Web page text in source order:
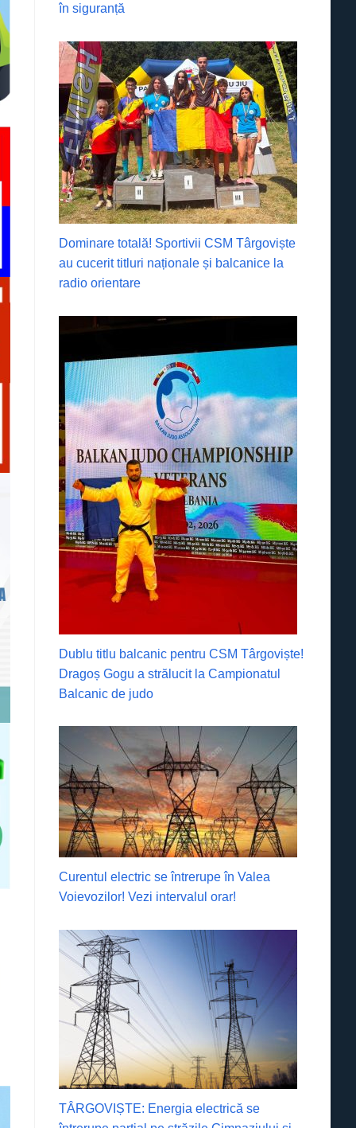
în siguranță
Dominare totală! Sportivii CSM Târgoviște
au cucerit titluri naționale și balcanice la
radio orientare
Dublu titlu balcanic pentru CSM Târgoviște!
Dragoș Gogu a strălucit la Campionatul
Balcanic de judo
Curentul electric se întrerupe în Valea
Voievozilor! Vezi intervalul orar!
TÂRGOVIȘTE: Energia electrică se